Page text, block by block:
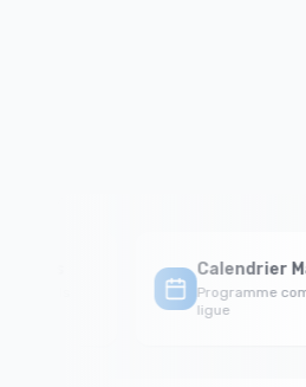
Calendrier
Programme
ligue